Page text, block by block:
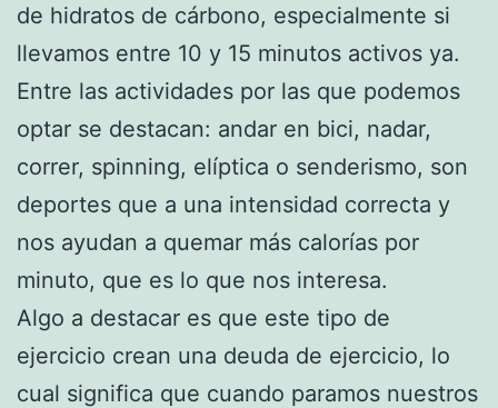
de hidratos de cárbono, especialmente si
llevamos entre 10 y 15 minutos activos ya.
Entre las actividades por las que podemos
optar se destacan: andar en bici, nadar,
correr, spinning, elíptica o senderismo, son
deportes que a una intensidad correcta y
nos ayudan a quemar más calorías por
minuto, que es lo que nos interesa.
Algo a destacar es que este tipo de
ejercicio crean una deuda de ejercicio, lo
cual significa que cuando paramos nuestros